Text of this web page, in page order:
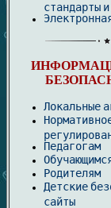
стандарты
Локальные
Педагогам
Родителям
Детские
сайты